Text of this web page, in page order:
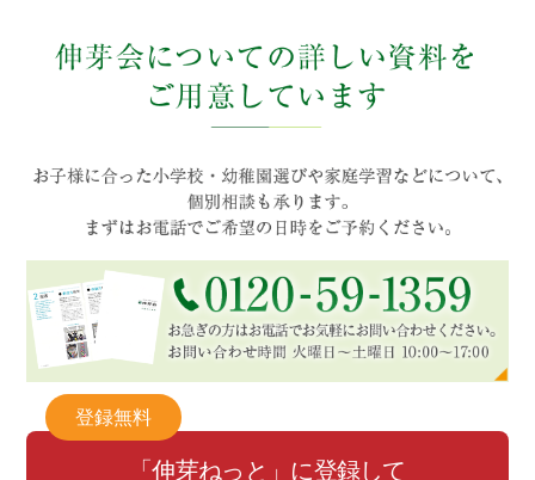
登録無料
「伸芽ねっと」に登録して